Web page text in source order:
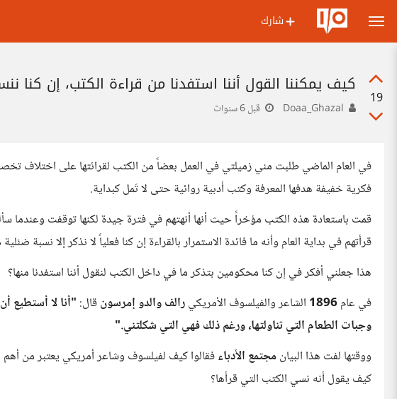
شارك
19
كيف يمكننا القول أننا استفدنا من قراءة الكتب، إن كنا
قبل 6 سنوات
في العام الماضي طلبت مني زميلتي في العمل بعضاً من الكتب لقرائتها على اختلاف
فكرية خفيفة هدفها المعرفة وكتب أدبية روائية حتى لا تَمل كبداية.
قمت باستعادة هذه الكتب مؤخراً حيث أنها أنهتهم في فترة جيدة لكنها توقفت وعندما
قرأتهم في بداية العام وأنه ما فائدة الاستمرار بالقراءة إن كنا فعلياً لا نذكر إلا نسبة
هذا جعلني أفكر في إن كنا محكومين بتذكر ما في داخل الكتب لنقول أننا استفدنا منها؟
في عام1896 الشاعر والفيلسوف الأمريكيرالف والدو إمرسونقال: "أنا لا أستطيع
وجبات الطعام التي تناولتها، ورغم ذلك فهي التي شكلتني."
ووقتها لفت هذا البيانمجتمع الأدباءفقالوا كيف لفيلسوف وشاعر أمريكي يعتبر من
كيف يقول أنه نسي الكتب التي قرأها؟